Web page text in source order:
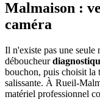
Malmaison :
caméra
Il n'existe pas une
déboucheur
bouchon, puis choisit la
salissante. À Rueil-
matériel professionnel